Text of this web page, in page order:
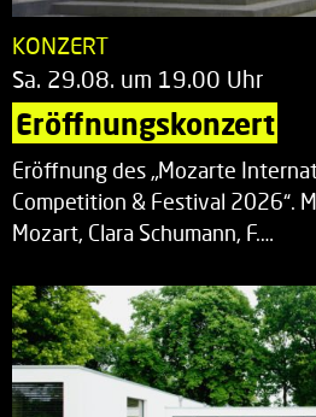
KONZERT
Sa. 29.08. um 19.00 Uhr
Eröffnungskonzert
Eröffnung des „Mozarte
Competition & Festival 2026“.
Mozart, Clara Schumann, F.…